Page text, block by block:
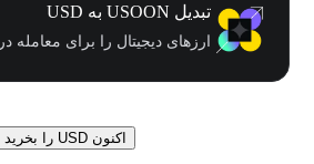
تبدیل USOON به USD
ارزهای دیجیتال را برای معامله در LBank انتخاب کنید.
اکنون USD را بخرید